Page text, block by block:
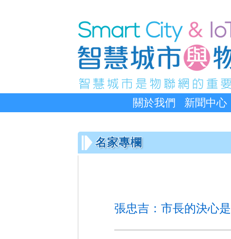
關於我們 新聞中心
名家專欄
張忠吉：市長的決心